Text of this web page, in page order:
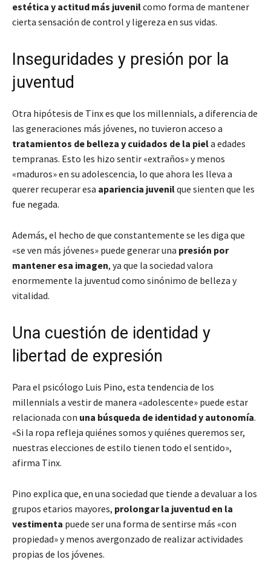
estética y actitud más juvenilcomo forma de mantener
cierta sensación de control y ligereza en sus vidas.
Inseguridades y presión por la
juventud
Otra hipótesis de Tinx es que los millennials, a diferencia de
las generaciones más jóvenes, no tuvieron acceso a
tratamientos de belleza y cuidados de la piela edades
tempranas. Esto les hizo sentir «extraños» y menos
«maduros» en su adolescencia, lo que ahora les lleva a
querer recuperar esa apariencia juvenilque sienten que les
fue negada.
Además, el hecho de que constantemente se les diga que
«se ven más jóvenes» puede generar una presión por
mantener esa imagen, ya que la sociedad valora
enormemente la juventud como sinónimo de belleza y
vitalidad.
Una cuestión de identidad y
libertad de expresión
Para el psicólogo Luis Pino, esta tendencia de los
millennials a vestir de manera «adolescente» puede estar
relacionada con una búsqueda de identidad y autonomía.
«Si la ropa refleja quiénes somos y quiénes queremos ser,
nuestras elecciones de estilo tienen todo el sentido»,
afirma Tinx.
Pino explica que, en una sociedad que tiende a devaluar a los
grupos etarios mayores, prolongar la juventud en la
vestimenta puede ser una forma de sentirse más «con
propiedad» y menos avergonzado de realizar actividades
propias de los jóvenes.